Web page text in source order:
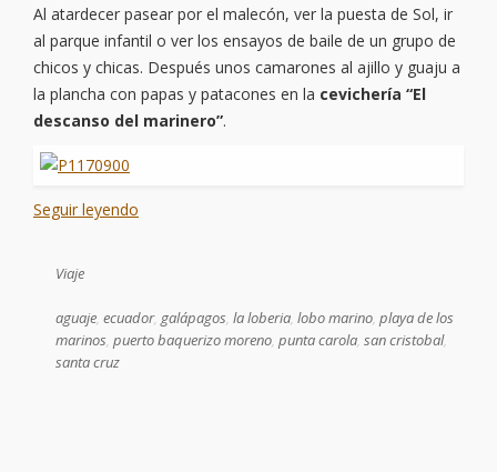
Al atardecer pasear por el malecón, ver la puesta de Sol, ir
al parque infantil o ver los ensayos de baile de un grupo de
chicos y chicas. Después unos camarones al ajillo y guaju a
la plancha con papas y patacones en la cevichería “El
descanso del marinero”.
Seguir leyendo
Viaje
aguaje, ecuador, galápagos, la loberia, lobo marino, playa de los
marinos, puerto baquerizo moreno, punta carola, san cristobal,
santa cruz